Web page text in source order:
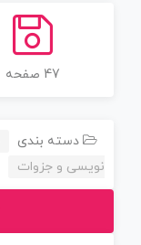
47 صفحه
دسته بندی
نویسی و جزوات